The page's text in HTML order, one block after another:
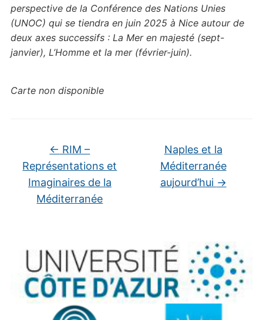
perspective de la Conférence des Nations Unies
(UNOC) qui se tiendra en juin 2025 à Nice autour de
deux axes successifs : La Mer en majesté (sept-
janvier), L’Homme et la mer (février-juin).
Carte non disponible
← RIM –
Représentations et
Imaginaires de la
Méditerranée
Naples et la
Méditerranée
aujourd’hui →